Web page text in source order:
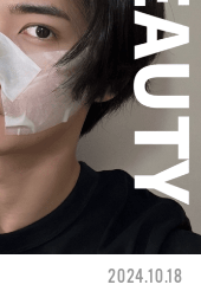
2024.10.18